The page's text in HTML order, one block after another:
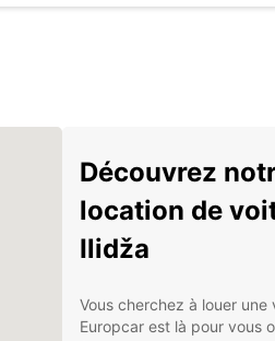
Découvrez
location de
Ilidža
Vous cherchez à louer
Europcar est là pour vous